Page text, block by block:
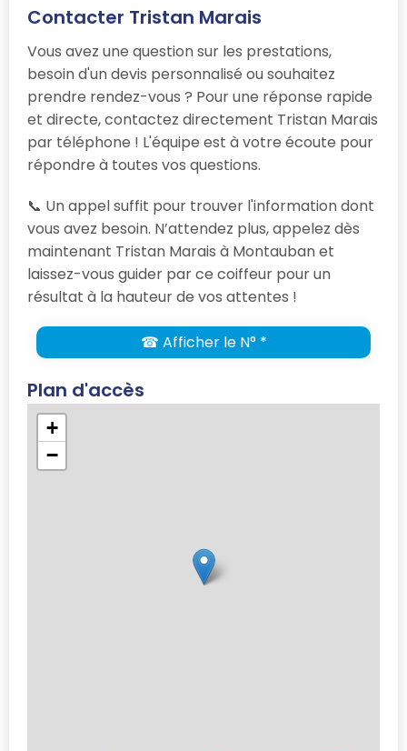
Contacter Tristan Marais
Vous avez une question sur les prestations,
besoin d'un devis personnalisé ou souhaitez
prendre rendez-vous ? Pour une réponse rapide
et directe, contactez directement Tristan Marais
par téléphone ! L'équipe est à votre écoute pour
répondre à toutes vos questions.
📞 Un appel suffit pour trouver l'information dont
vous avez besoin. N’attendez plus, appelez dès
maintenant Tristan Marais à Montauban et
laissez-vous guider par ce coiffeur pour un
résultat à la hauteur de vos attentes !
☎ Afficher le N° *
Plan d'accès
+
−